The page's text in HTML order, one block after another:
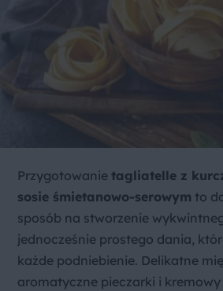
Przygotowanie tagliatelle z
sosie śmietanowo-serowym to
sposób na stworzenie
jednocześnie prostego dania,
każde podniebienie. Delikatne
aromatyczne pieczarki i